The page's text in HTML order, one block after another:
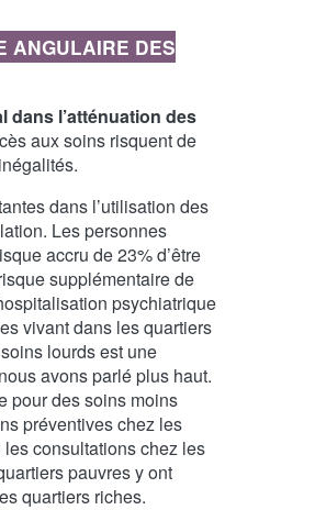
ANGULAIRE DES
dans l’atténuation des
aux soins risquent de
dans l’utilisation des
Les personnes
accru de 23% d’être
supplémentaire de
psychiatrique
vivant dans les quartiers
lourds est une
avons parlé plus haut.
pour des soins moins
préventives chez les
consultations chez les
pauvres y ont
quartiers riches.